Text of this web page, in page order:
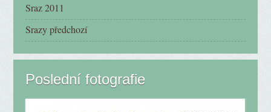
Sraz 2011
Srazy předchozí
Poslední fotografie